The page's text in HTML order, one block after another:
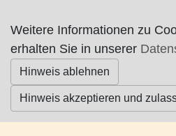
© Worpswede24 2015-2026
Weitere Informationen zu
erhalten Sie in unserer
Hinweis ablehnen
Hinweis akzeptieren und